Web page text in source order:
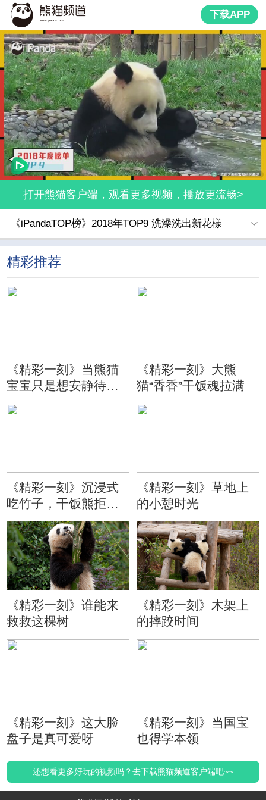
下载APP
打开熊猫客户端，观看更多视频，播放更流畅>
《iPandaTOP榜》2018年TOP9 洗澡洗出新花樣
精彩推荐
《精彩一刻》当熊猫
宝宝只是想安静待会
儿
《精彩一刻》大熊
猫“香香”干饭魂拉满
《精彩一刻》沉浸式
吃竹子，干饭熊拒绝
分心
《精彩一刻》草地上
的小憩时光
《精彩一刻》谁能来
救救这棵树
《精彩一刻》木架上
的摔跤时间
《精彩一刻》这大脸
盘子是真可爱呀
《精彩一刻》当国宝
也得学本领
还想看更多好玩的视频吗？去下载熊猫频道客户端吧~~